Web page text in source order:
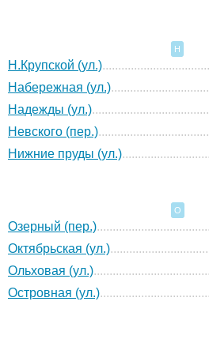
Н
Н.Крупской (ул.)
Набережная (ул.)
Надежды (ул.)
Невского (пер.)
Нижние пруды (ул.)
О
Озерный (пер.)
Октябрьская (ул.)
Ольховая (ул.)
Островная (ул.)